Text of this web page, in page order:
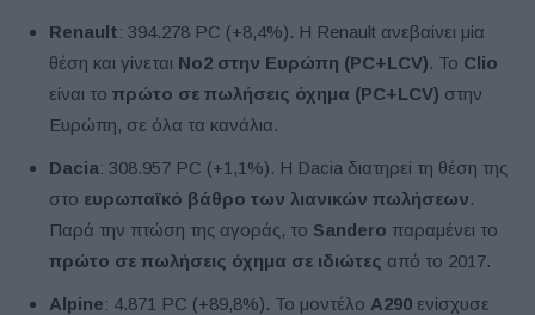
Renault: 394.278 PC (+8,4%). Η Renault ανεβαίνει μία
θέση και γίνεται Νο2 στην Ευρώπη (PC+LCV). Το Clio
είναι το πρώτο σε πωλήσεις όχημα (PC+LCV) στην
Ευρώπη, σε όλα τα κανάλια.
Dacia: 308.957 PC (+1,1%). Η Dacia διατηρεί τη θέση της
στο ευρωπαϊκό βάθρο των λιανικών πωλήσεων.
Παρά την πτώση της αγοράς, το Sandero παραμένει το
πρώτο σε πωλήσεις όχημα σε ιδιώτες από το 2017.
Alpine: 4.871 PC (+89,8%). Το μοντέλο A290 ενίσχυσε